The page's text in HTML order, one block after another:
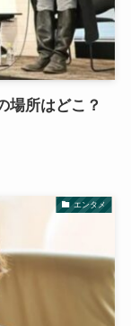
場所はどこ？
エンタメ